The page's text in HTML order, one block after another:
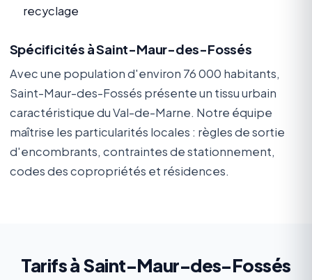
recyclage
Spécificités à Saint-Maur-des-Fossés
Avec une population d'environ 76 000 habitants,
Saint-Maur-des-Fossés présente un tissu urbain
caractéristique du Val-de-Marne. Notre équipe
maîtrise les particularités locales : règles de sortie
d'encombrants, contraintes de stationnement,
codes des copropriétés et résidences.
Tarifs à Saint-Maur-des-Fossés